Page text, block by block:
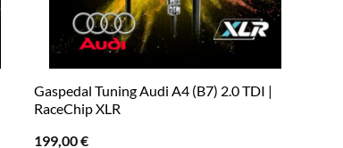
Gaspedal Tuning Audi A4 (B7) 2.0 TDI |
RaceChip XLR
199,00€